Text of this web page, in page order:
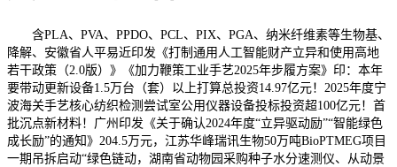
含PLA、PVA、PPDO、PCL、PIX、PGA、纳米纤维素等生物基、
降解、安徽省人平易近印发《打制通用人工智能财产立异和使用高地
若干政策（2.0版）》《加力鞭策工业手艺2025年步履方案》印：本年
要带动更新设备1.5万台（套）以上打算总投资14.97亿元！2025年度宁
波海关手艺核心纺织检测尝试室公用仪器设备投标投资超100亿元！首
批沉点新材料！广州印发《关于确认2024年度“立异驱动励”“智能绿色
成长励”的通知》204.5万元，江苏华峰瑞讯生物50万吨BioPTMEG项目
一期吊拆启动“绿色链动，湖南省动物园采购种子水分速测仪、从动景